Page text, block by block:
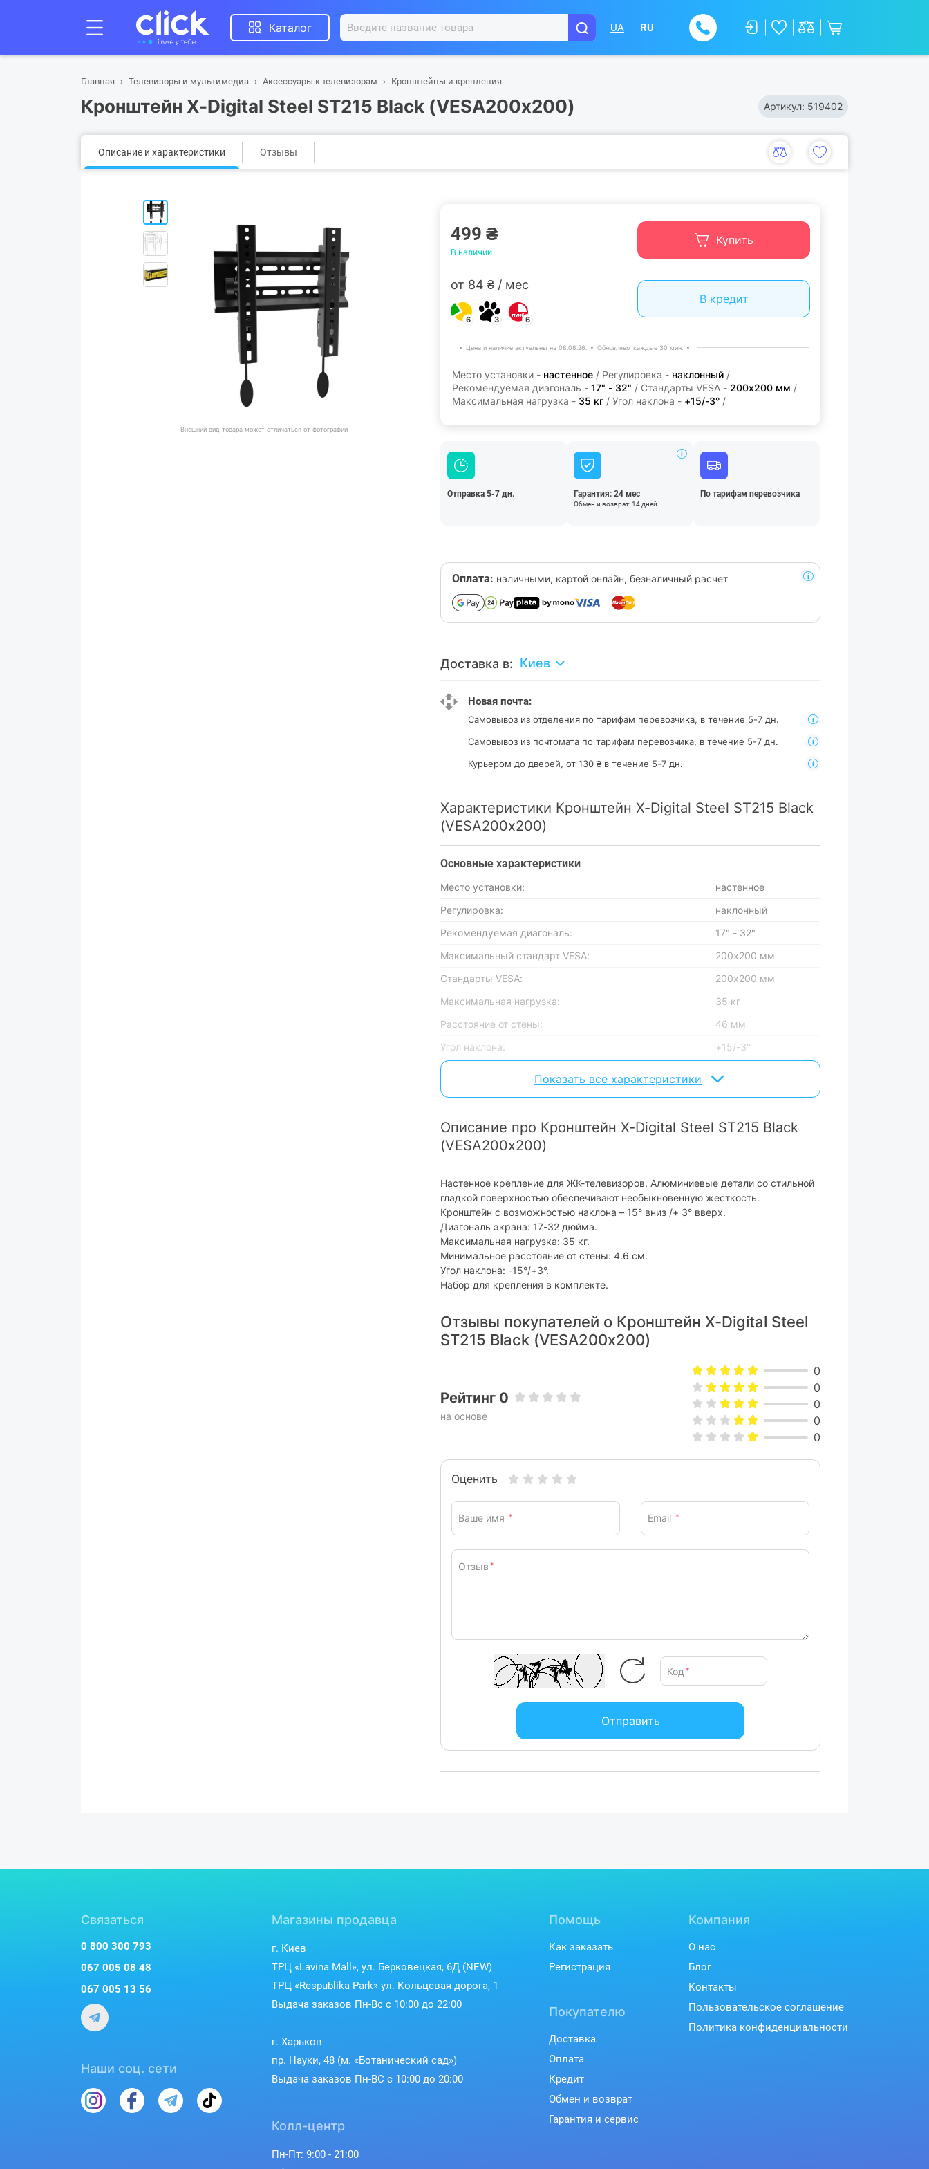
Каталог UA RU
Главная Телевизоры и мультимедиа Аксессуары к телевизорам Кронштейны и крепления
Кронштейн X-Digital Steel ST215 Black (VESA200х200) Артикул: 519402
Описание и характеристики Отзывы
Внешний вид товара может отличаться от фотографии
499 ₴
В наличии
Купить
от 84 ₴ / мес
6 3 6
В кредит
Цена и наличие актуальны на 08.08.26. Обновляем каждые 30 мин.
Место установки - настенное / Регулировка - наклонный /
Рекомендуемая диагональ - 17" - 32" / Стандарты VESA - 200х200 мм /
Максимальная нагрузка - 35 кг / Угол наклона - +15/-3° /
Отправка 5-7 дн. Гарантия: 24 мес
Обмен и возврат: 14 дней
По тарифам перевозчика
Оплата: наличными, картой онлайн, безналичный расчет
Доставка в: Киев
Новая почта:
Самовывоз из отделения по тарифам перевозчика, в течение 5-7 дн.
Самовывоз из почтомата по тарифам перевозчика, в течение 5-7 дн.
Курьером до дверей, от 130 ₴ в течение 5-7 дн.
Характеристики Кронштейн X-Digital Steel ST215 Black
(VESA200х200)
Основные характеристики
Место установки:
настенное
Регулировка:
наклонный
Рекомендуемая диагональ:
17" - 32"
Максимальный стандарт VESA:
200х200 мм
Стандарты VESA:
200х200 мм
Максимальная нагрузка:
35 кг
Расстояние от стены:
46 мм
Угол наклона:
+15/-3°
Количество степеней свободы:
Цвет:
Характеристики и комплектация товара могут изменяться производителем
без уведомления.
Показать все характеристики
Описание про Кронштейн X-Digital Steel ST215 Black
(VESA200х200)
Настенное крепление для ЖК-телевизоров. Алюминиевые детали со стильной
гладкой поверхностью обеспечивают необыкновенную жесткость.
Кронштейн с возможностью наклона – 15° вниз /+ 3° вверх.
Диагональ экрана: 17-32 дюйма.
Максимальная нагрузка: 35 кг.
Минимальное расстояние от стены: 4.6 см.
Угол наклона: -15°/+3°.
Набор для крепления в комплекте.
Отзывы покупателей о Кронштейн X-Digital Steel
ST215 Black (VESA200х200)
Рейтинг 0
на основе
0
0
0
0
0
Оценить
Ваше имя * Email *
Отзыв *
Код *
Отправить
Связаться
0 800 300 793
067 005 08 48
067 005 13 56
Наши соц. сети
Магазины продавца
г. Киев
ТРЦ «Lavina Mall», ул. Берковецкая, 6Д (NEW)
ТРЦ «Respublika Park» ул. Кольцевая дорога, 1
Выдача заказов Пн-Вс с 10:00 до 22:00
г. Харьков
пр. Науки, 48 (м. «Ботанический сад»)
Выдача заказов Пн-ВС с 10:00 до 20:00
Колл-центр
Пн-Пт: 9:00 - 21:00
Помощь
Как заказать
Регистрация
Покупателю
Доставка
Оплата
Кредит
Обмен и возврат
Гарантия и сервис
Компания
О нас
Блог
Контакты
Пользовательское соглашение
Политика конфиденциальности